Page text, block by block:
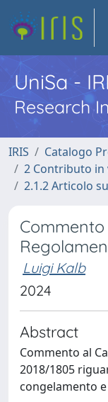
UniSa -
Research
IRIS
Catalogo
2 Contributo in
2.1.2 Articolo
Luigi Kalb
2024
Abstract
Commento al
2018/1805
congelamento